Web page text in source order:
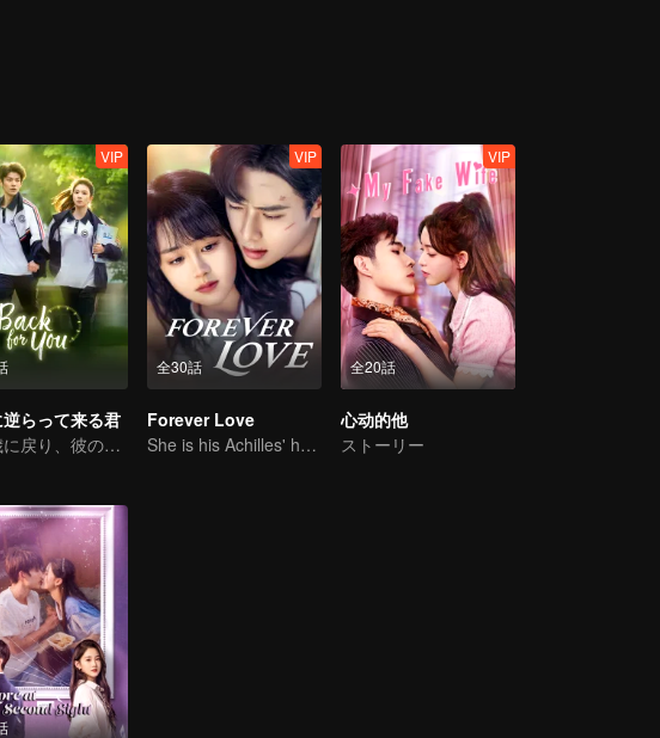
VIP
らって来る君
十八歳に戻り、彼の白月光を救う
全30話
VIP
Forever Love
She is his Achilles' heel and his armor
全20話
VIP
心动的他
ストーリー